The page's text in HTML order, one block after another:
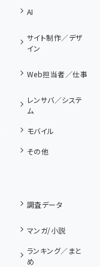
AI
サイト制作／デザ
イン
Web担当者／仕事
レンサバ／システ
ム
モバイル
その他
調査データ
マンガ/小説
ランキング／まと
め